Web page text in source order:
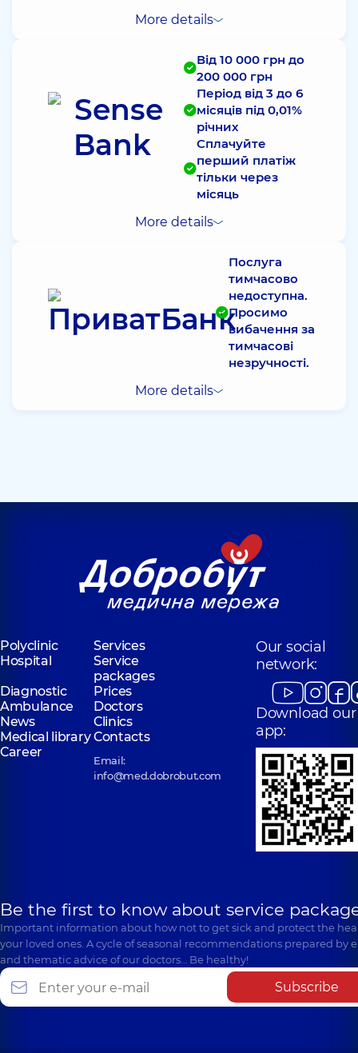
More details
Від 10 000 грн до
200 000 грн
Період від 3 до 6
місяців під 0,01%
річних
Сплачуйте
перший платіж
тільки через
місяць
More details
Послуга
тимчасово
недоступна.
Просимо
вибачення за
тимчасові
незручності.
More details
Polyclinic
Services
Hospital
Service
packages
Diagnostic
Prices
Ambulance
Doctors
News
Clinics
Medical libraryContacts
Career
Email:
info@med.dobrobut.com
Our social
network:
Download our
app:
Be the first to know about service
Important information about how not to get sick and protect the
your loved ones. A cycle of seasonal recommendations prepared by
and thematic advice of our doctors… Be healthy!
Subscribe